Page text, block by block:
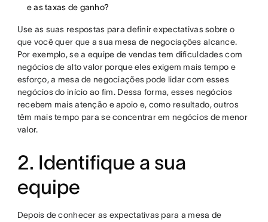
e as taxas de ganho?
Use as suas respostas para definir expectativas sobre o
que você quer que a sua mesa de negociações alcance.
Por exemplo, se a equipe de vendas tem dificuldades com
negócios de alto valor porque eles exigem mais tempo e
esforço, a mesa de negociações pode lidar com esses
negócios do início ao fim. Dessa forma, esses negócios
recebem mais atenção e apoio e, como resultado, outros
têm mais tempo para se concentrar em negócios de menor
valor.
2. Identifique a sua
equipe
Depois de conhecer as expectativas para a mesa de